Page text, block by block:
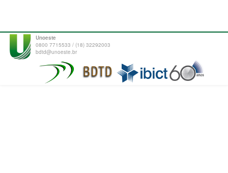
Unoeste
0800 7715533 / (18) 32292003
bdtd@unoeste.br